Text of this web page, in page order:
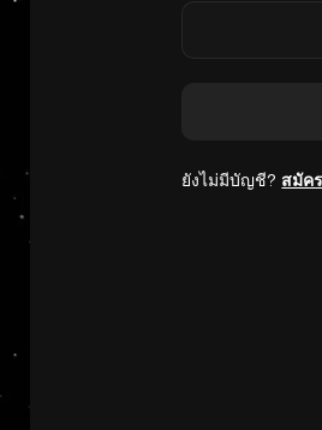
ยังไม่มีบัญชี? สมัค